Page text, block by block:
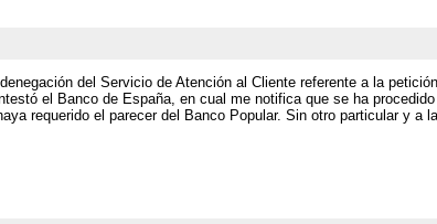
del Servicio de Atención al Cliente referente a la
el Banco de España, en cual me notifica que se ha
requerido el parecer del Banco Popular. Sin otro particular y a